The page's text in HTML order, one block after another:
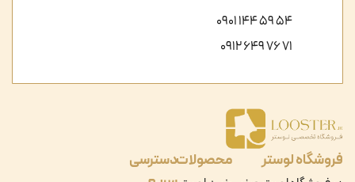
فروشگاه لوستر محصولاتدسترسی
54 59 144 0901
71 76 649 0912